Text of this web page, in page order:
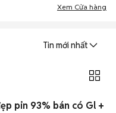
các phiên bản 128GB, 256GB,
để kiểm tra ngoại hình và
ít thủ tục, chốt nhanh khi hai
Xem Cửa hàng
Tin mới nhất
pin 93% bán có Gl +